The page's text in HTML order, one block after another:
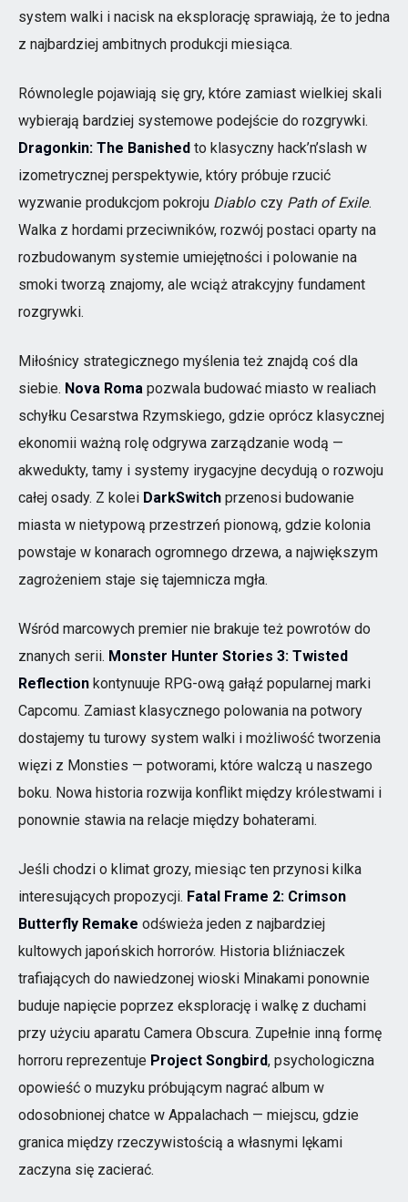
system walki i nacisk na eksplorację sprawiają, że to jedna
z najbardziej ambitnych produkcji miesiąca.
Równolegle pojawiają się gry, które zamiast wielkiej skali
wybierają bardziej systemowe podejście do rozgrywki.
Dragonkin: The Banished to klasyczny hack’n’slash w
izometrycznej perspektywie, który próbuje rzucić
wyzwanie produkcjom pokroju Diablo czy Path of Exile.
Walka z hordami przeciwników, rozwój postaci oparty na
rozbudowanym systemie umiejętności i polowanie na
smoki tworzą znajomy, ale wciąż atrakcyjny fundament
rozgrywki.
Miłośnicy strategicznego myślenia też znajdą coś dla
siebie. Nova Roma pozwala budować miasto w realiach
schyłku Cesarstwa Rzymskiego, gdzie oprócz klasycznej
ekonomii ważną rolę odgrywa zarządzanie wodą —
akwedukty, tamy i systemy irygacyjne decydują o rozwoju
całej osady. Z kolei DarkSwitch przenosi budowanie
miasta w nietypową przestrzeń pionową, gdzie kolonia
powstaje w konarach ogromnego drzewa, a największym
zagrożeniem staje się tajemnicza mgła.
Wśród marcowych premier nie brakuje też powrotów do
znanych serii. Monster Hunter Stories 3: Twisted
Reflection kontynuuje RPG-ową gałąź popularnej marki
Capcomu. Zamiast klasycznego polowania na potwory
dostajemy tu turowy system walki i możliwość tworzenia
więzi z Monsties — potworami, które walczą u naszego
boku. Nowa historia rozwija konflikt między królestwami i
ponownie stawia na relacje między bohaterami.
Jeśli chodzi o klimat grozy, miesiąc ten przynosi kilka
interesujących propozycji. Fatal Frame 2: Crimson
Butterfly Remake odświeża jeden z najbardziej
kultowych japońskich horrorów. Historia bliźniaczek
trafiających do nawiedzonej wioski Minakami ponownie
buduje napięcie poprzez eksplorację i walkę z duchami
przy użyciu aparatu Camera Obscura. Zupełnie inną formę
horroru reprezentuje Project Songbird, psychologiczna
opowieść o muzyku próbującym nagrać album w
odosobnionej chatce w Appalachach — miejscu, gdzie
granica między rzeczywistością a własnymi lękami
zaczyna się zacierać.